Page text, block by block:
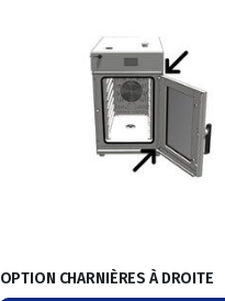
OPTION CHARNIÈRES À DROITE